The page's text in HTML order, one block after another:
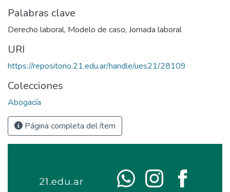
Palabras clave
Derecho laboral, Modelo de caso, Jornada laboral
URI
https://repositorio.21.edu.ar/handle/ues21/28109
Colecciones
Abogacía
Página completa del ítem